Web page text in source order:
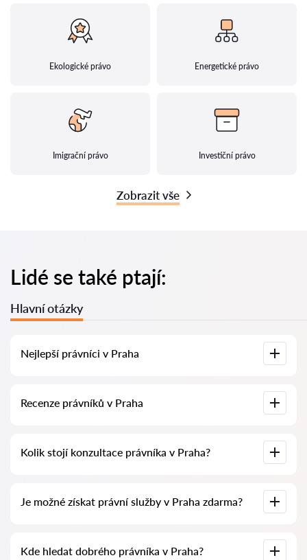
Ekologické právo Energetické právo
Imigrační právo Investiční právo
Zobrazit vše
Lidé se také ptají:
Hlavní otázky
Nejlepší právníci v Praha
kompletními informacemi. Ceny, recenze, telefonní číslo a
Recenze právníků v Praha
neodstraňujeme negativní recenze a není možné je uměle
Kolik stojí konzultace právníka v Praha?
(ceny se mohou lišit podle složitosti otázky a formy
Je možné získat právní služby v Praha zdarma?
položit. Pokud není složitá a lze na ni rychle odpovědět,
Kde hledat dobrého právníka v Praha?